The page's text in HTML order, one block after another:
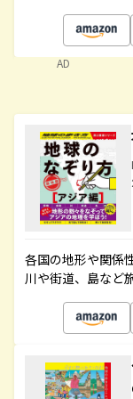
AD
各国の地形や関係
川や街道、島など